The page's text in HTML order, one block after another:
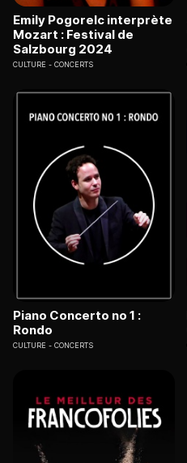
Emily Pogorelc interprète
Mozart : Festival de
Salzbourg 2024
CULTURE CONCERTS
Piano Concerto no 1 :
Rondo
CULTURE CONCERTS